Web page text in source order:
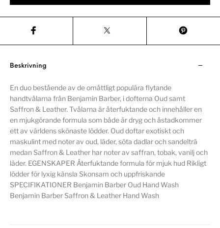
Beskrivning
En duo bestående av de omåttligt populära flytande
handtvålarna från Benjamin Barber, i dofterna Oud samt
Saffron & Leather. Tvålarna är återfuktande och innehåller en
en mjukgörande formula som både är dryg och åstadkommer
ett av världens skönaste lödder. Oud doftar exotiskt och
maskulint med noter av oud, läder, söta dadlar och sandelträ
medan Saffron & Leather har noter av saffran, tobak, vanilj och
läder. EGENSKAPER Återfuktande formula för mjuk hud Rikligt
lödder för lyxig känsla Skonsam och uppfriskande
SPECIFIKATIONER Benjamin Barber Oud Hand Wash
Benjamin Barber Saffron & Leather Hand Wash